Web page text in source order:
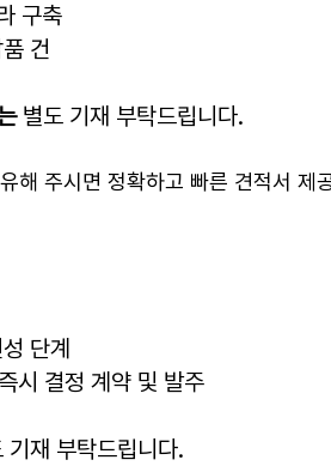
구축
건
별도 기재 부탁드립니다.
해 주시면 정확하고 빠른 견적서 제
단계
시 결정 계약 및 발주
재 부탁드립니다.